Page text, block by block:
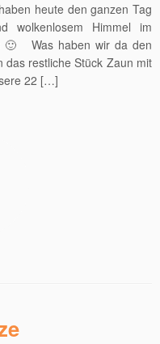
heute den ganzen Tag
wolkenlosem Himmel im
🙂 Was haben wir da den
das restliche Stück Zaun mit
22 […]